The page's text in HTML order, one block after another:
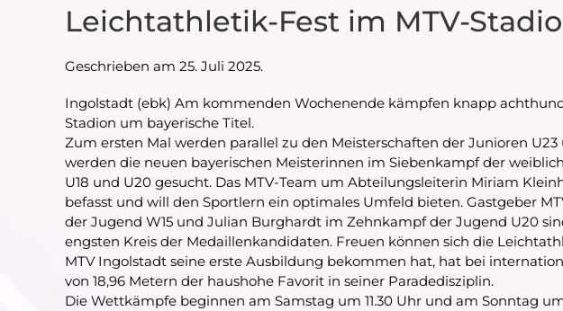
Leichtathletik-Fest im MTV-
Geschrieben am 25. Juli 2025.
Ingolstadt (ebk) Am kommenden Wochenende kämpfen knapp
Stadion um bayerische Titel.
Zum ersten Mal werden parallel zu den Meisterschaften der Junioren
werden die neuen bayerischen Meisterinnen im Siebenkampf der
U18 und U20 gesucht. Das MTV-Team um Abteilungsleiterin Miriam
befasst und will den Sportlern ein optimales Umfeld bieten. Gastgeber
der Jugend W15 und Julian Burghardt im Zehnkampf der Jugend U20
engsten Kreis der Medaillenkandidaten. Freuen können sich die
MTV Ingolstadt seine erste Ausbildung bekommen hat, hat bei
von 18,96 Metern der haushohe Favorit in seiner Paradedisziplin.
Die Wettkämpfe beginnen am Samstag um 11.30 Uhr und am Sonntag